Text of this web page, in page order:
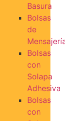
Basura
Bolsas
de
Bolsas
con
Solapa
Adhesiva
Bolsas
con